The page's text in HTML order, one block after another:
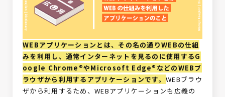
WEBアプリケーションとは、その名の通りWEBの仕組
みを利用し、通常インターネットを見るのに使用するG
oogle Chrome®やMicrosoft Edge®などのWEBブ
ラウザから利用するアプリケーションです。 WEBブラウ
ザから利用するため、WEBアプリケーションも広義の